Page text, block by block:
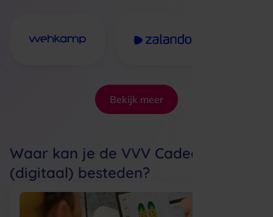
Bekijk meer
Waar kan je de VVV Cadeaukaart
(digitaal) besteden?